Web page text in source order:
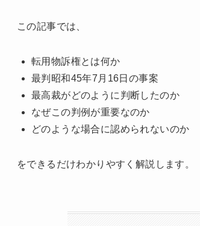
この記事では、
転用物訴権とは何か
最判昭和45年7月16日の事案
最高裁がどのように判断したのか
なぜこの判例が重要なのか
どのような場合に認められないのか
をできるだけわかりやすく解説します。